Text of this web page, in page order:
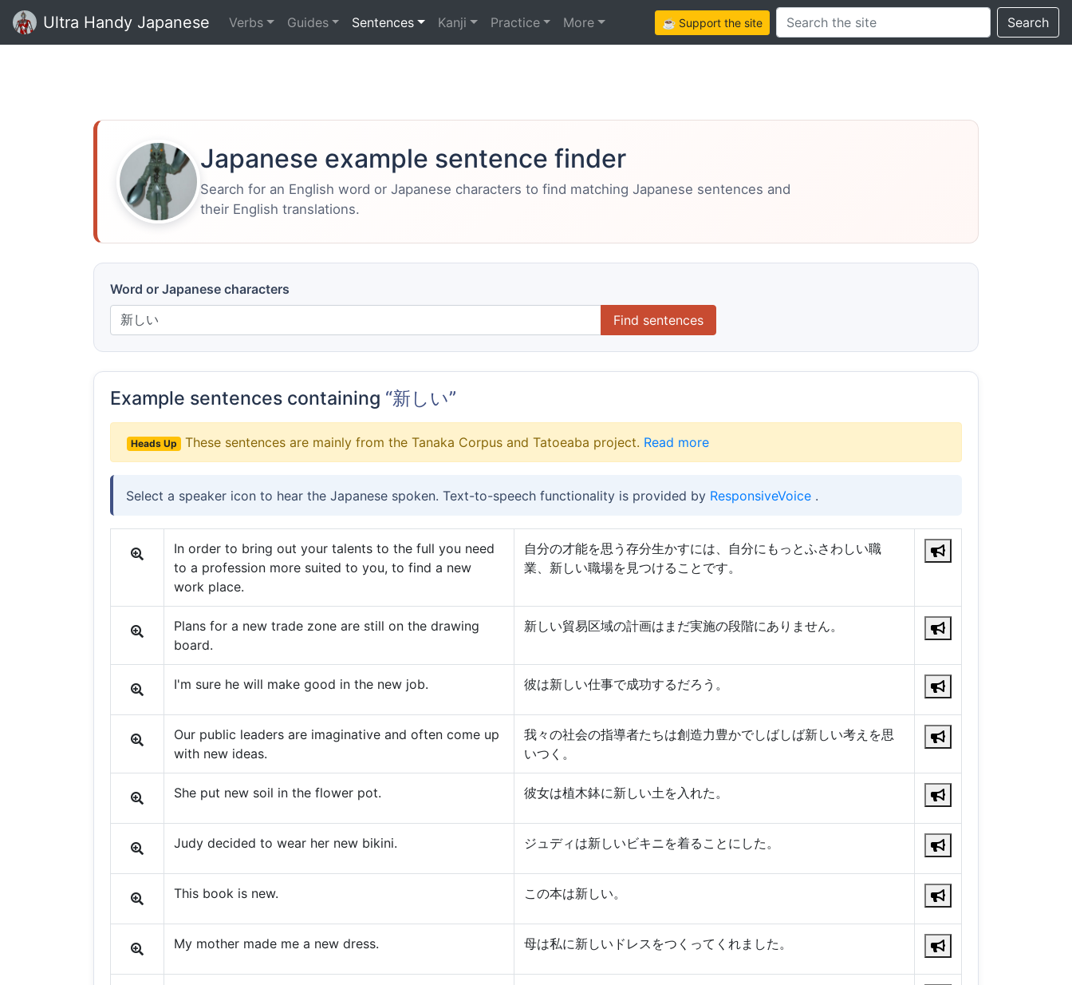
Ultra Handy Japanese Verbs Guides Sentences Kanji Practice More ☕ Support the siteSearch this site Search
Japanese example sentence finder
Search for an English word or Japanese characters to find matching Japanese sentences and
their English translations.
Word or Japanese characters
Find sentences
Example sentences containing “新しい”
Heads Up These sentences are mainly from the Tanaka Corpus and Tatoeaba project. Read more
Select a speaker icon to hear the Japanese spoken. Text-to-speech functionality is provided by ResponsiveVoice .
In order to bring out your talents to the full you need
to a profession more suited to you, to find a new
work place.
自分の才能を思う存分生かすには、自分にもっとふさわしい職
業、新しい職場を見つけることです。
Plans for a new trade zone are still on the drawing
board.
新しい貿易区域の計画はまだ実施の段階にありません。
I'm sure he will make good in the new job. 彼は新しい仕事で成功するだろう。
Our public leaders are imaginative and often come up
with new ideas.
我々の社会の指導者たちは創造力豊かでしばしば新しい考えを思
いつく。
She put new soil in the flower pot. 彼女は植木鉢に新しい土を入れた。
Judy decided to wear her new bikini. ジュディは新しいビキニを着ることにした。
This book is new. この本は新しい。
My mother made me a new dress. 母は私に新しいドレスをつくってくれました。